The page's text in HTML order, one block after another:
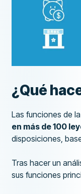
¿Qué
Las funciones de
en más de 100
disposiciones,
Tras hacer un
sus funciones